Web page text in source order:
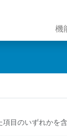
機
目のいずれかを